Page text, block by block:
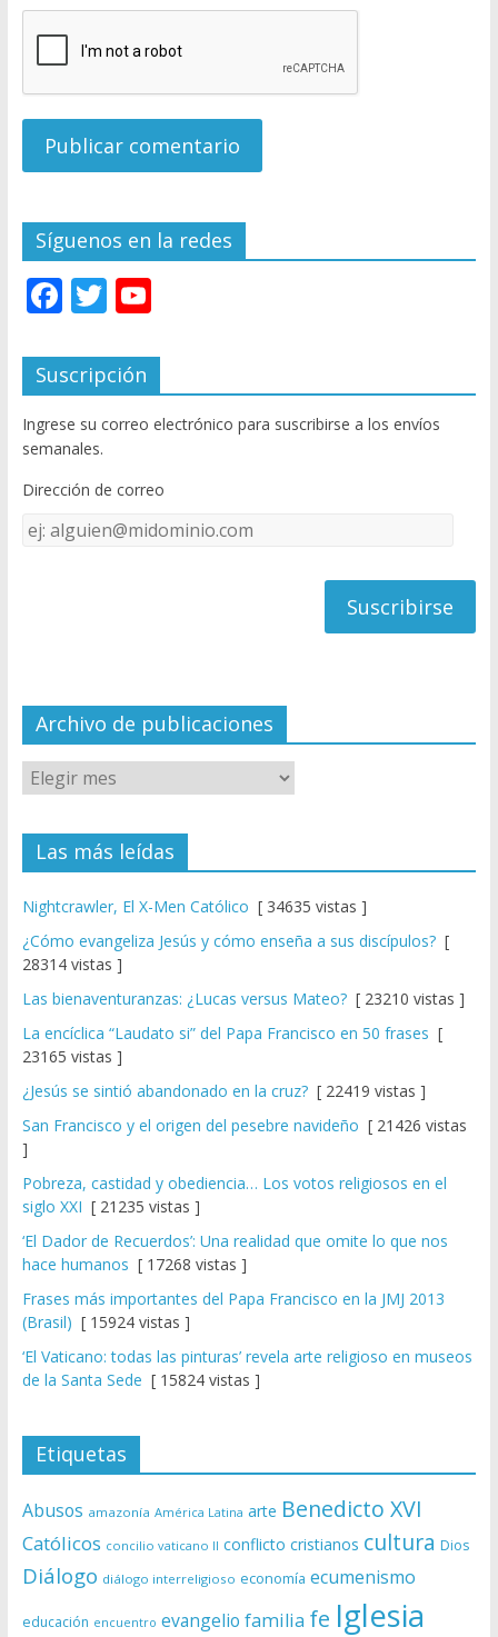
Síguenos en la redes
F
ac
e
b
o
o
k
T
w
itt
er
Y
u
T
u
e
C
el
Suscripción
Ingrese su correo electrónico para suscribirse a los envíos
semanales.
Dirección de correo
Dirección
de
Archivo de publicaciones
Las más leídas
Nightcrawler, El X-Men Católico [ 34635 vistas ]
¿Cómo evangeliza Jesús y cómo enseña a sus discípulos?[
28314 vistas ]
Las bienaventuranzas: ¿Lucas versus Mateo?[ 23210 vistas ]
La encíclica “Laudato si” del Papa Francisco en 50 frases [
23165 vistas ]
¿Jesús se sintió abandonado en la cruz?[ 22419 vistas ]
San Francisco y el origen del pesebre navideño [ 21426 vistas
]
Pobreza, castidad y obediencia… Los votos religiosos en el
siglo XXI [ 21235 vistas ]
‘El Dador de Recuerdos’: Una realidad que omite lo que nos
hace humanos [ 17268 vistas ]
Frases más importantes del Papa Francisco en la JMJ 2013
(Brasil) [ 15924 vistas ]
‘El Vaticano: todas las pinturas’ revela arte religioso en museos
de la Santa Sede [ 15824 vistas ]
Etiquetas
Abusos amazonía América Latina arte Benedicto XVI
Católicos concilio vaticano II conflicto cristianos cultura Dios
Diálogo diálogo interreligioso economía ecumenismo
educación encuentro evangelio familia fe Iglesia